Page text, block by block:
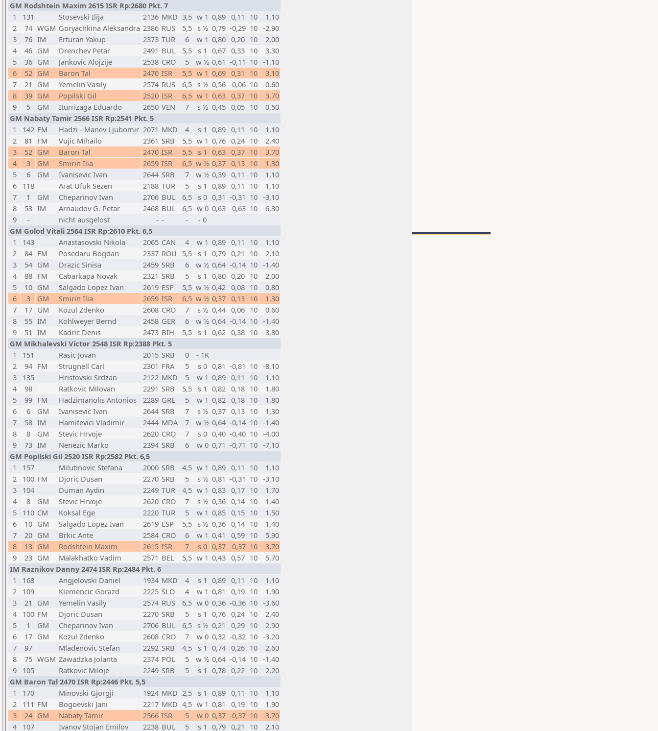
GM Rodshtein Maxim 2615 ISR Rp:2680 Pkt. 7
1
131 Stosevski Ilija 2136 MKD 3,5 w 1 0,89 0,11 10
1,10
2
74 WGM Goryachkina Aleksandra 2386 RUS 5,5 s ½ 0,79 -0,29 10 -2,90
3
76 IM Erturan Yakup 2373 TUR 6 w 1 0,80 0,20 10
2,00
4
46 GM Drenchev Petar 2491 BUL 5,5 s 1 0,67 0,33 10
3,30
5
36 GM Jankovic Alojzije 2538 CRO 5 w ½ 0,61 -0,11 10 -1,10
6
52 GM Baron Tal 2470 ISR 5,5 w 1 0,69 0,31 10
3,10
7
21 GM Yemelin Vasily 2574 RUS 6,5 s ½ 0,56 -0,06 10 -0,60
8
39 GM Popilski Gil 2520 ISR 6,5 w 1 0,63 0,37 10
3,70
9
5 GM Iturrizaga Eduardo 2650 VEN 7 s ½ 0,45 0,05 10
0,50
GM Nabaty Tamir 2566 ISR Rp:2541 Pkt. 5
1
142 FM Hadzi - Manev Ljubomir 2071 MKD 4 s 1 0,89 0,11 10
1,10
2
81 FM Vujic Mihailo 2361 SRB 5,5 w 1 0,76 0,24 10
2,40
3
52 GM Baron Tal 2470 ISR 5,5 s 1 0,63 0,37 10
3,70
4
3 GM Smirin Ilia 2659 ISR 6,5 w ½ 0,37 0,13 10
1,30
5
6 GM Ivanisevic Ivan 2644 SRB 7 w ½ 0,39 0,11 10
1,10
6
118 Arat Ufuk Sezen 2188 TUR 5 s 1 0,89 0,11 10
1,10
7
1 GM Cheparinov Ivan 2706 BUL 6,5 s 0 0,31 -0,31 10 -3,10
8
53 IM Arnaudov G. Petar 2468 BUL 6,5 w 0 0,63 -0,63 10 -6,30
9
- nicht ausgelost - - -
- 0
GM Golod Vitali 2564 ISR Rp:2610 Pkt. 6,5
1
143 Anastasovski Nikola 2065 CAN 4 w 1 0,89 0,11 10
1,10
2
84 FM Posedaru Bogdan 2337 ROU 5,5 s 1 0,79 0,21 10
2,10
3
54 GM Drazic Sinisa 2459 SRB 6 w ½ 0,64 -0,14 10 -1,40
4
88 FM Cabarkapa Novak 2321 SRB 5 s 1 0,80 0,20 10
2,00
5
10 GM Salgado Lopez Ivan 2619 ESP 5,5 w ½ 0,42 0,08 10
0,80
6
3 GM Smirin Ilia 2659 ISR 6,5 w ½ 0,37 0,13 10
1,30
7
17 GM Kozul Zdenko 2608 CRO 7 s ½ 0,44 0,06 10
0,60
8
55 IM Kohlweyer Bernd 2458 GER 6 w ½ 0,64 -0,14 10 -1,40
9
51 IM Kadric Denis 2473 BIH 5,5 s 1 0,62 0,38 10
3,80
GM Mikhalevski Victor 2548 ISR Rp:2388 Pkt. 5
1
151 Rasic Jovan 2015 SRB 0
- 1K
2
94 FM Strugnell Carl 2301 FRA 5 s 0 0,81 -0,81 10 -8,10
3
135 Hristovski Srdzan 2122 MKD 5 w 1 0,89 0,11 10
1,10
4
98 Ratkovic Milovan 2291 SRB 5,5 s 1 0,82 0,18 10
1,80
5
99 FM Hadzimanolis Antonios 2289 GRE 5 w 1 0,82 0,18 10
1,80
6
6 GM Ivanisevic Ivan 2644 SRB 7 s ½ 0,37 0,13 10
1,30
7
58 IM Hamitevici Vladimir 2444 MDA 7 w ½ 0,64 -0,14 10 -1,40
8
8 GM Stevic Hrvoje 2620 CRO 7 s 0 0,40 -0,40 10 -4,00
9
73 IM Nenezic Marko 2394 SRB 6 w 0 0,71 -0,71 10 -7,10
GM Popilski Gil 2520 ISR Rp:2582 Pkt. 6,5
1
157 Milutinovic Stefana 2000 SRB 4,5 w 1 0,89 0,11 10
1,10
2
100 FM Djoric Dusan 2270 SRB 5 s ½ 0,81 -0,31 10 -3,10
3
104 Duman Aydin 2249 TUR 4,5 w 1 0,83 0,17 10
1,70
4
8 GM Stevic Hrvoje 2620 CRO 7 s ½ 0,36 0,14 10
1,40
5
110 CM Koksal Ege 2220 TUR 5 w 1 0,85 0,15 10
1,50
6
10 GM Salgado Lopez Ivan 2619 ESP 5,5 s ½ 0,36 0,14 10
1,40
7
20 GM Brkic Ante 2584 CRO 6 w 1 0,41 0,59 10
5,90
8
13 GM Rodshtein Maxim 2615 ISR 7 s 0 0,37 -0,37 10 -3,70
9
23 GM Malakhatko Vadim 2571 BEL 5,5 w 1 0,43 0,57 10
5,70
IM Raznikov Danny 2474 ISR Rp:2484 Pkt. 6
1
168 Angjelovski Daniel 1934 MKD 4 s 1 0,89 0,11 10
1,10
2
109 Klemencic Gorazd 2225 SLO 4 w 1 0,81 0,19 10
1,90
3
21 GM Yemelin Vasily 2574 RUS 6,5 w 0 0,36 -0,36 10 -3,60
4
100 FM Djoric Dusan 2270 SRB 5 s 1 0,76 0,24 10
2,40
5
1 GM Cheparinov Ivan 2706 BUL 6,5 s ½ 0,21 0,29 10
2,90
6
17 GM Kozul Zdenko 2608 CRO 7 w 0 0,32 -0,32 10 -3,20
7
97 Mladenovic Stefan 2292 SRB 4,5 s 1 0,74 0,26 10
2,60
8
75 WGM Zawadzka Jolanta 2374 POL 5 w ½ 0,64 -0,14 10 -1,40
9
105 Ratkovic Miloje 2249 SRB 5 s 1 0,78 0,22 10
2,20
GM Baron Tal 2470 ISR Rp:2446 Pkt. 5,5
1
170 Minovski Gjorgji 1924 MKD 2,5 s 1 0,89 0,11 10
1,10
2
111 FM Bogoevski Jani 2217 MKD 4,5 w 1 0,81 0,19 10
1,90
3
24 GM Nabaty Tamir 2566 ISR 5 w 0 0,37 -0,37 10 -3,70
4
107 Ivanov Stojan Emilov 2238 BUL 5 s 1 0,79 0,21 10 2,10